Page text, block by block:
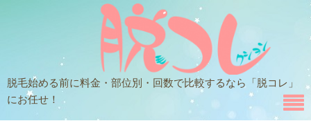
脱毛始める前に料金・部位別・回数で比較するなら「脱コレ」
にお任せ！